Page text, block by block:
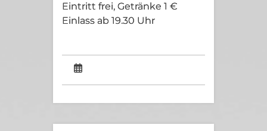
Eintritt frei, Getränke 1 €
Einlass ab 19.30 Uhr